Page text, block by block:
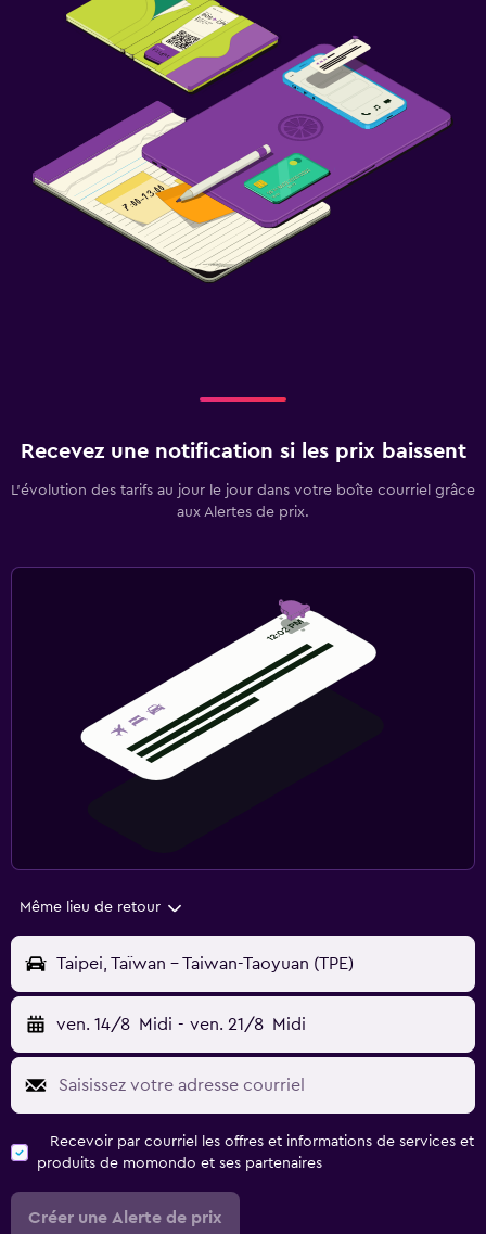
Recevez une notification si les prix baissent
L’évolution des tarifs au jour le jour dans votre boîte courriel grâce
aux Alertes de prix.
Même lieu de retour
Taipei, Taïwan - Taiwan-Taoyuan (TPE)
ven. 14/8 Midi - ven. 21/8 Midi
Recevoir par courriel les offres et informations de services et
produits de momondo et ses partenaires
Créer une Alerte de prix